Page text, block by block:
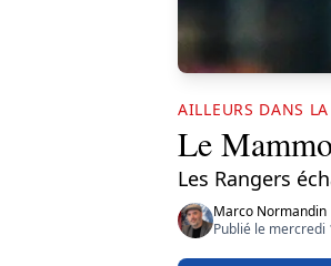
AILLEURS DANS
Le
Les Rangers
Marco Normandin
Publié le mercredi